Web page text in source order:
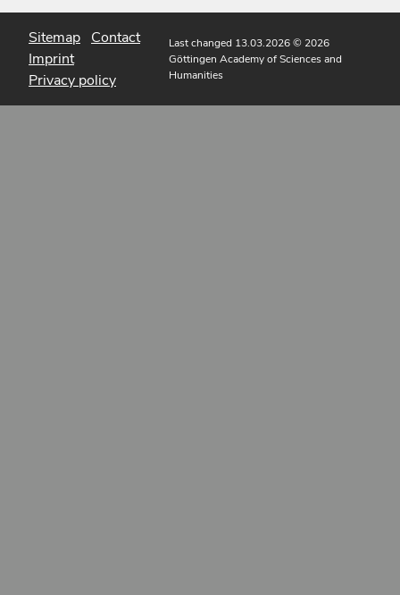
Sitemap Contact
Imprint
Privacy policy
Last changed 13.03.2026© 2026
Göttingen Academy of Sciences and
Humanities